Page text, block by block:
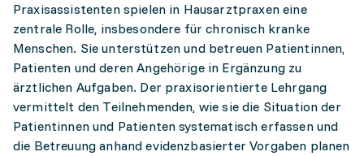
Praxisassistenten spielen in Hausarztpraxen eine
zentrale Rolle, insbesondere für chronisch kranke
Menschen. Sie unterstützen und betreuen Patientinnen,
Patienten und deren Angehörige in Ergänzung zu
ärztlichen Aufgaben. Der praxisorientierte Lehrgang
vermittelt den Teilnehmenden, wie sie die Situation der
Patientinnen und Patienten systematisch erfassen und
die Betreuung anhand evidenzbasierter Vorgaben planen